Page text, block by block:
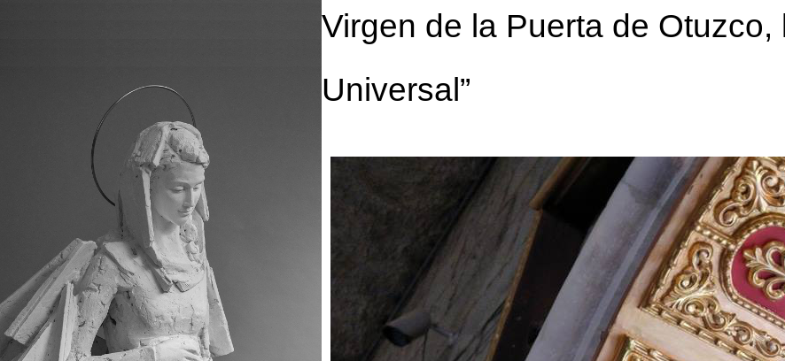
Virgen de la Puerta de Otuzco,
Universal”